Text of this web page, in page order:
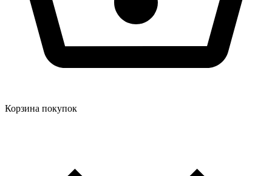
Корзина покупок